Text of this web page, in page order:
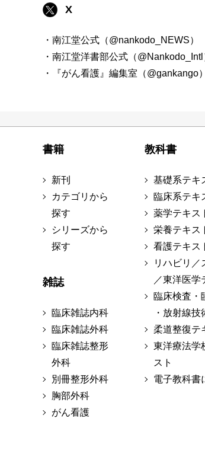
X
・南江堂公式（@nankodo_NEWS）
・南江堂洋書部公式（@Nankodo_Intl
・『がん看護』編集室（@gankango）
書籍
新刊
カテゴリから
探す
シリーズから
探す
雑誌
臨床雑誌内科
臨床雑誌外科
臨床雑誌整形
外科
別冊整形外科
胸部外科
がん看護
教科書
基礎系テキ
臨床系テキ
薬学テキス
栄養テキス
看護テキス
リハビリ／
／東洋医学
臨床検査・
・放射線技
柔道整復テ
東洋療法学
スト
電子教科書